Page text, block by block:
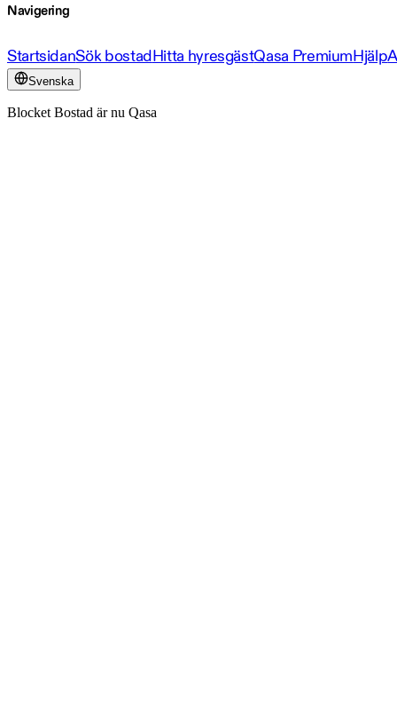
Navigering
StartsidanSök bostadHitta hyresgästQasa PremiumHjälp
Svenska
Blocket Bostad är nu Qasa